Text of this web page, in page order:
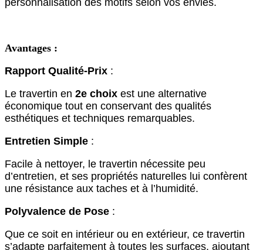
personnalisation des motifs selon vos envies.
Avantages :
Rapport Qualité-Prix :
Le travertin en 2e choix est une alternative
économique tout en conservant des qualités
esthétiques et techniques remarquables.
Entretien Simple :
Facile à nettoyer, le travertin nécessite peu
d’entretien, et ses propriétés naturelles lui confèrent
une résistance aux taches et à l’humidité.
Polyvalence de Pose :
Que ce soit en intérieur ou en extérieur, ce travertin
s’adapte parfaitement à toutes les surfaces, ajoutant